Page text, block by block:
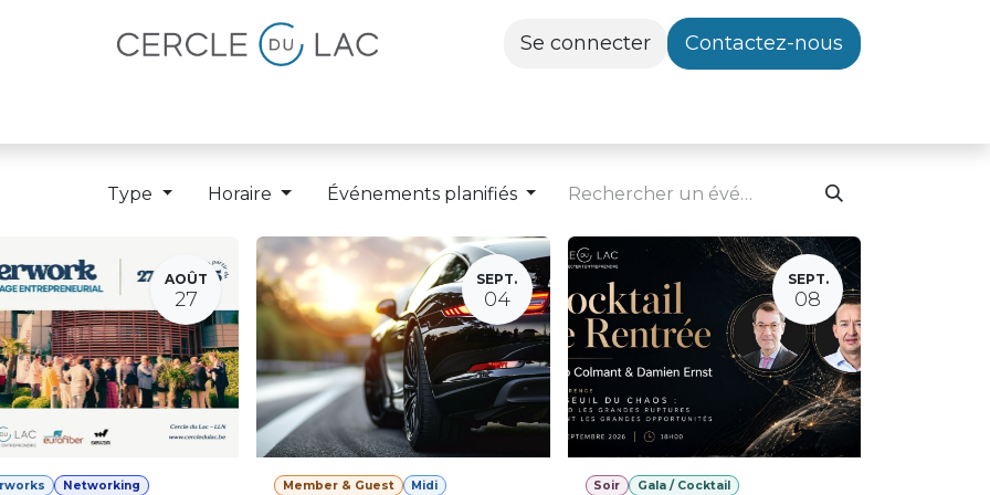
Se connecter Contactez-nous
Type Horaire Événements planifiés
AOÛT
27
Networking
SEPT.
04
Member & Guest
Midi
SEPT.
08
Soir Gala / Cocktail